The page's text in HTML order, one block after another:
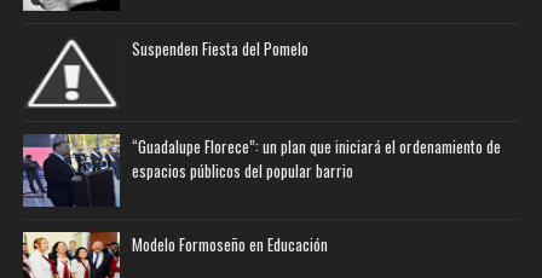
Suspenden Fiesta del Pomelo
“Guadalupe Florece”: un plan que iniciará el ordenamiento de
espacios públicos del popular barrio
Modelo Formoseño en Educación